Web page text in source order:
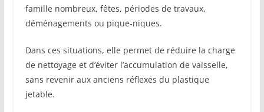
famille nombreux, fêtes, périodes de travaux,
déménagements ou pique-niques.
Dans ces situations, elle permet de réduire la charge
de nettoyage et d’éviter l’accumulation de vaisselle,
sans revenir aux anciens réflexes du plastique
jetable.